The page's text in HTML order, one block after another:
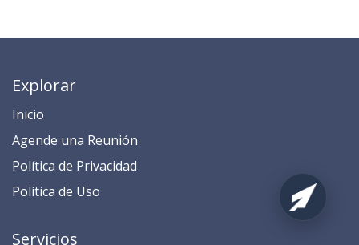
Explorar
Inicio
​​​​​​​​​​​​​​​​​​​​​​​​​​​​A​gend​e ​u​na​ Reunión​
​​​​​​P​o​l​ítica de Privacidad
​​​​​​​​​​​P​o​l​í​t​ic​a​ d​e ​U​so​
Servicios